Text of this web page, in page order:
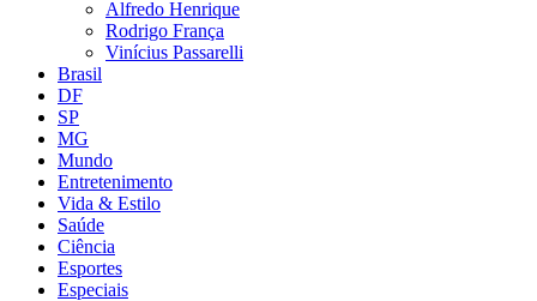
Alfredo Henrique
Rodrigo França
Vinícius Passarelli
Brasil
DF
SP
MG
Mundo
Entretenimento
Vida & Estilo
Saúde
Ciência
Esportes
Especiais